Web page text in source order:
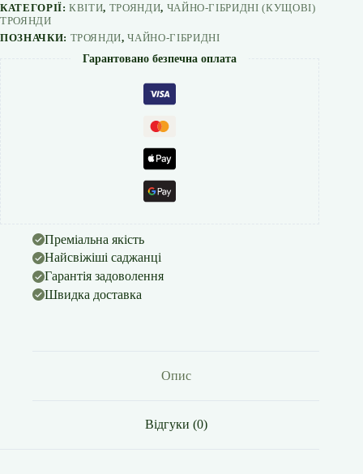
КАТЕГОРІЇ:КВІТИ, ТРОЯНДИ, ЧАЙНО-ГІБРИДНІ (КУЩОВІ)
ТРОЯНДИ
ПОЗНАЧКИ: ТРОЯНДИ,ЧАЙНО-ГІБРИДНІ
Гарантовано безпечна оплата
Преміальна якість
Найсвіжіші саджанці
Гарантія задоволення
Швидка доставка
Опис
Відгуки (0)